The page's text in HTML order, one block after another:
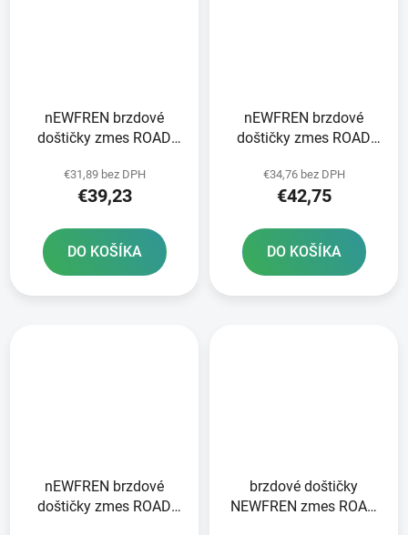
nEWFREN brzdové
doštičky zmes ROAD
ks v balení
€31,89 bez DPH
€39,23
DO KOŠÍKA
nEWFREN brzdové
doštičky zmes ROAD
ks v balení
€34,76 bez DPH
€42,75
DO KOŠÍKA
nEWFREN brzdové
doštičky zmes ROAD
brzdové doštičky
NEWFREN zmes ROAD